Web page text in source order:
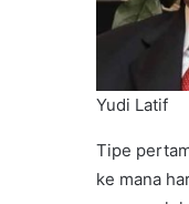
Yudi Latif
Tipe
ke mana